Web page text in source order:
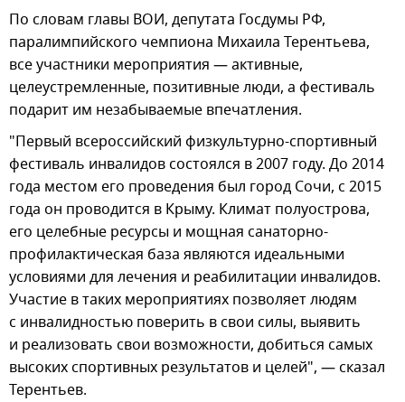
По словам главы ВОИ, депутата Госдумы РФ,
паралимпийского чемпиона Михаила Терентьева,
все участники мероприятия — активные,
целеустремленные, позитивные люди, а фестиваль
подарит им незабываемые впечатления.
"Первый всероссийский физкультурно-спортивный
фестиваль инвалидов состоялся в 2007 году. До 2014
года местом его проведения был город Сочи, с 2015
года он проводится в Крыму. Климат полуострова,
его целебные ресурсы и мощная санаторно-
профилактическая база являются идеальными
условиями для лечения и реабилитации инвалидов.
Участие в таких мероприятиях позволяет людям
с инвалидностью поверить в свои силы, выявить
и реализовать свои возможности, добиться самых
высоких спортивных результатов и целей", — сказал
Терентьев.